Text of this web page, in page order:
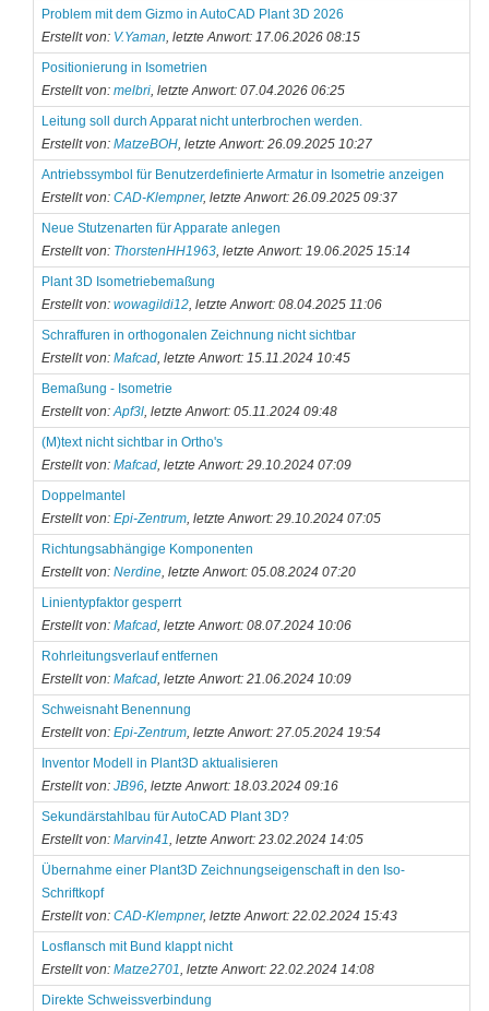
Problem mit dem Gizmo in AutoCAD Plant 3D 2026
Erstellt von: V.Yaman , letzte Anwort: 17.06.2026 08:15
Positionierung in Isometrien
Erstellt von: melbri, letzte Anwort: 07.04.2026 06:25
Leitung soll durch Apparat nicht unterbrochen werden.
Erstellt von: MatzeBOH, letzte Anwort: 26.09.2025 10:27
Antriebssymbol für Benutzerdefinierte Armatur in Isometrie anzeigen
Erstellt von: CAD-Klempner, letzte Anwort: 26.09.2025 09:37
Neue Stutzenarten für Apparate anlegen
Erstellt von: ThorstenHH1963, letzte Anwort: 19.06.2025 15:14
Plant 3D Isometriebemaßung
Erstellt von: wowagildi12, letzte Anwort: 08.04.2025 11:06
Schraffuren in orthogonalen Zeichnung nicht sichtbar
Erstellt von: Mafcad, letzte Anwort: 15.11.2024 10:45
Bemaßung - Isometrie
Erstellt von: Apf3l, letzte Anwort: 05.11.2024 09:48
(M)text nicht sichtbar in Ortho's
Erstellt von: Mafcad, letzte Anwort: 29.10.2024 07:09
Doppelmantel
Erstellt von: Epi-Zentrum, letzte Anwort: 29.10.2024 07:05
Richtungsabhängige Komponenten
Erstellt von: Nerdine, letzte Anwort: 05.08.2024 07:20
Linientypfaktor gesperrt
Erstellt von: Mafcad, letzte Anwort: 08.07.2024 10:06
Rohrleitungsverlauf entfernen
Erstellt von: Mafcad, letzte Anwort: 21.06.2024 10:09
Schweisnaht Benennung
Erstellt von: Epi-Zentrum, letzte Anwort: 27.05.2024 19:54
Inventor Modell in Plant3D aktualisieren
Erstellt von: JB96, letzte Anwort: 18.03.2024 09:16
Sekundärstahlbau für AutoCAD Plant 3D?
Erstellt von: Marvin41 , letzte Anwort: 23.02.2024 14:05
Übernahme einer Plant3D Zeichnungseigenschaft in den Iso-
Schriftkopf
Erstellt von: CAD-Klempner, letzte Anwort: 22.02.2024 15:43
Losflansch mit Bund klappt nicht
Erstellt von: Matze2701 , letzte Anwort: 22.02.2024 14:08
Direkte Schweissverbindung